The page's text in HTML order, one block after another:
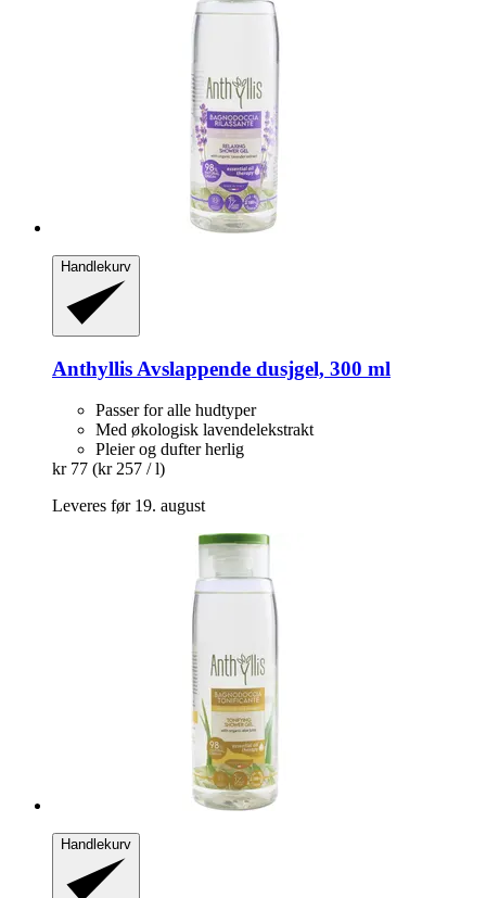
Handlekurv
Anthyllis Avslappende dusjgel, 300 ml
Passer for alle hudtyper
Med økologisk lavendelekstrakt
Pleier og dufter herlig
kr 77 (kr 257 / l)
Leveres før 19. august
Handlekurv